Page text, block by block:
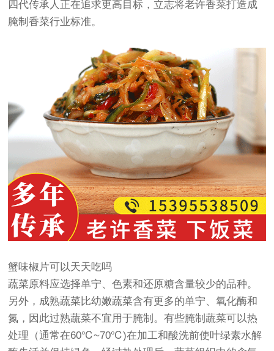
四代传承人正在追求更高目标，立志将老许香菜打造成
腌制香菜行业标准。
蟹味椒片可以天天吃吗
蔬菜原料应选择单宁、色素和还原糖含量较少的品种。
另外，成熟蔬菜比幼嫩蔬菜含有更多的单宁、氧化酶和
氮，因此过熟蔬菜不宜用于腌制。有些腌制蔬菜可以热
处理（通常在60℃~70℃)在加工和酸洗前使叶绿素水解